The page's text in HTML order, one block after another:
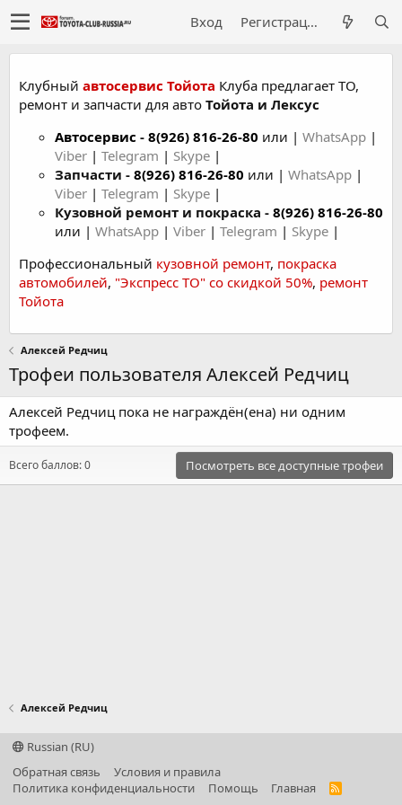
Вход Регистрация
Клубный автосервис Тойота Клуба предлагает ТО,
ремонт и запчасти для авто Тойота и Лексус
Автосервис - 8(926) 816-26-80 или | WhatsApp |
Viber | Telegram | Skype |
Запчасти - 8(926) 816-26-80 или | WhatsApp |
Viber | Telegram | Skype |
Кузовной ремонт и покраска - 8(926) 816-26-80
или | WhatsApp | Viber | Telegram | Skype |
Профессиональный кузовной ремонт, покраска
автомобилей, "Экспресс ТО" со скидкой 50%, ремонт
Тойота
Алексей Редчиц
Трофеи пользователя Алексей Редчиц
Алексей Редчиц пока не награждён(ена) ни одним
трофеем.
Всего баллов: 0 Посмотреть все доступные трофеи
Алексей Редчиц
Russian (RU)
Обратная связь
Условия и правила
Политика конфиденциальности
Помощь Главная
R